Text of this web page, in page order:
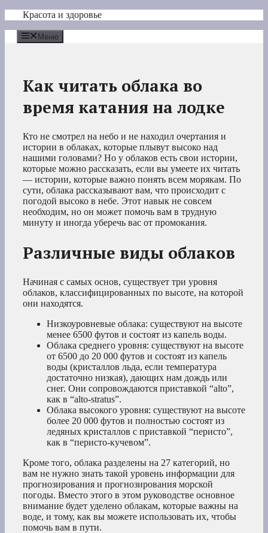
Перейти
содержимому
Красота и здоровье
Меню
Как читать облака во
время катания на лодке
Кто не смотрел на небо и не находил очертания и
истории в облаках, которые плывут высоко над
нашими головами? Но у облаков есть свои истории,
которые можно рассказать, если вы умеете их читать
— истории, которые важно понять всем морякам. По
сути, облака рассказывают вам, что происходит с
погодой высоко в небе. Этот навык не совсем
необходим, но он может помочь вам в трудную
минуту и иногда уберечь вас от промокания.
Различные виды облаков
Начиная с самых основ, существует три уровня
облаков, классифицированных по высоте, на которой
они находятся.
Низкоуровневые облака: существуют на высоте
менее 6500 футов и состоят из капель воды.
Облака среднего уровня: существуют на высоте
от 6500 до 20 000 футов и состоят из капель
воды (кристаллов льда, если температура
достаточно низкая), дающих нам дождь или
снег. Они сопровождаются приставкой “alto”,
как в “alto-stratus”.
Облака высокого уровня: существуют на высоте
более 20 000 футов и полностью состоят из
ледяных кристаллов с приставкой “перисто”,
как в “перисто-кучевом”.
Кроме того, облака разделены на 27 категорий, но
вам не нужно знать такой уровень информации для
прогнозирования и прогнозирования морской
погоды. Вместо этого в этом руководстве основное
внимание будет уделено облакам, которые важны на
воде, и тому, как вы можете использовать их, чтобы
помочь вам в пути.